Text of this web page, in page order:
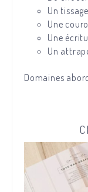
Un
Une
Une
Un
Domaines